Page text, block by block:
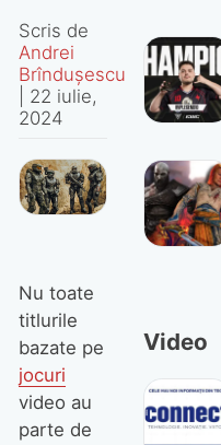
Scris de
Andrei
Brîndușescu
22 iulie,
2024
Nu toate
titlurile
bazate pe
jocuri
video au
parte de
Video